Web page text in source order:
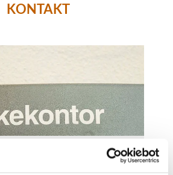
KONTAKT